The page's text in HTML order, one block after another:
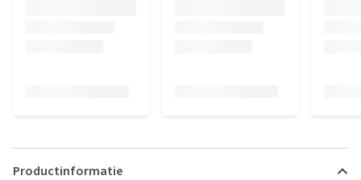
Productinformatie